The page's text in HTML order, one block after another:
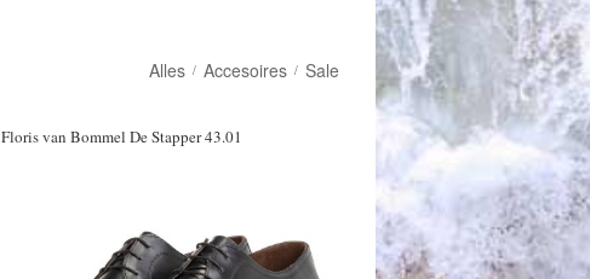
Alles / Accesoires / Sale
Floris van Bommel De Stapper 43.01